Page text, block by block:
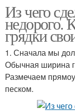
грядки
Материал для
грядок
Из чего
недорого.
грядки
1. Сначала мы
Обычная ширина
Размечаем
песком.